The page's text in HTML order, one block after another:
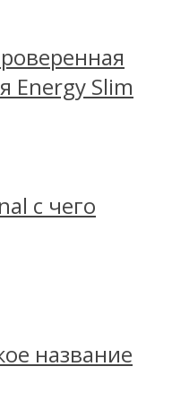
Energy Slim
с чего
название